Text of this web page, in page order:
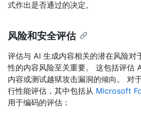
式作出是否通过的决定。
风险和安全评估
评估与 AI 生成内容相关的潜在风险对
性的内容风险至关重要。 这包括评估
内容或测试越狱攻击漏洞的倾向。 对
行性能评估，其中包括从 Microsoft
用于编码的评估：